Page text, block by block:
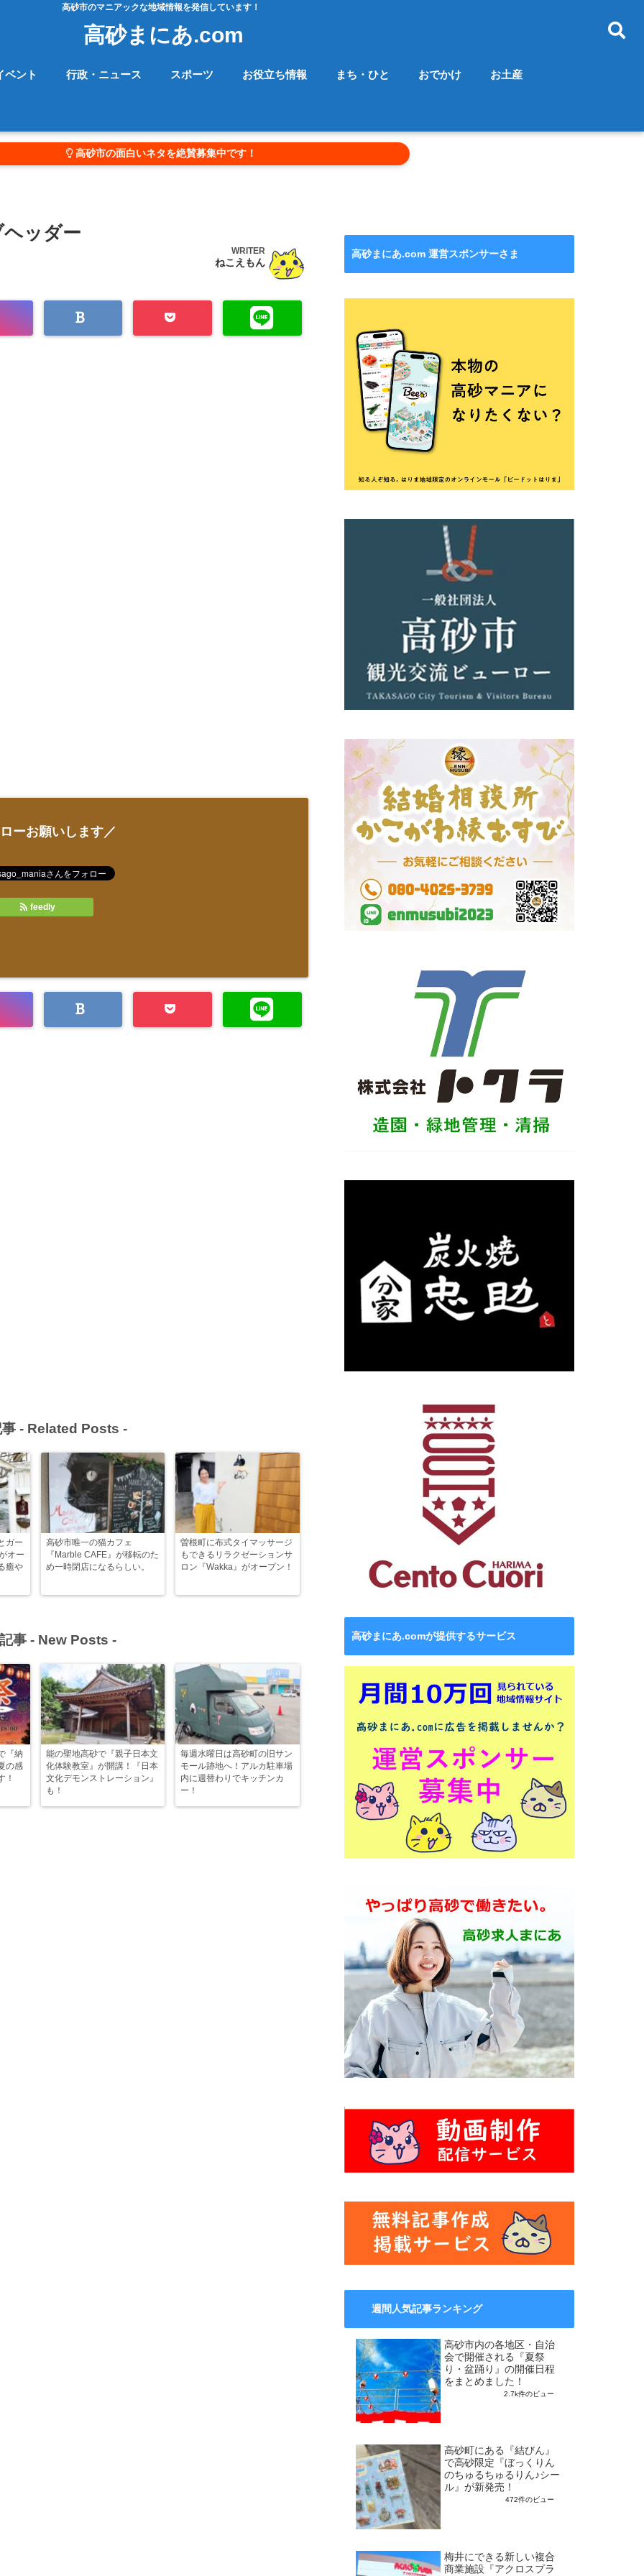
高砂市のマニアックな地域情報を発信しています！
高砂まにあ.com
ベント 行政・ニュース スポーツ お役立ち情報 まち・ひと おでかけ お土産
高砂市の面白いネタを絶賛募集中です！
ッダー
WRITER
ねこえもん
ーお願いします／
feedly
- Related Posts -
ガー
オー
癒や
高砂市唯一の猫カフェ
『Marble CAFE』が移転のた
め一時閉店になるらしい。
曽根町に布式タイマッサージ
もできるリラクゼーションサ
ロン『Wakka』がオープン！
事 - New Posts -
『納
の感
！
能の聖地高砂で『親子日本文
化体験教室』が開講！『日本
文化デモンストレーション』
も！
毎週水曜日は高砂町の旧サン
モール跡地へ！アルカ駐車場
内に週替わりでキッチンカ
ー！
高砂まにあ.com 運営スポンサーさま
高砂まにあ.comが提供するサービス
週間人気記事ランキング
高砂市内の各地区・自治
会で開催される『夏祭
り・盆踊り』の開催日程
をまとめました！
2.7k件のビュー
高砂町にある『結びん』
で高砂限定『ぼっくりん
のちゅるちゅるりん♪シー
ル』が新発売！
472件のビュー
梅井にできる新しい複合
商業施設『アクロスプラ